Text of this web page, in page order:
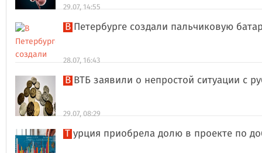
29.07, 14:55
В Петербурге создали пальчиковую
28.07, 16:43
В ВТБ заявили о непростой ситуации с
29.07, 08:29
Турция приобрела долю в проекте по